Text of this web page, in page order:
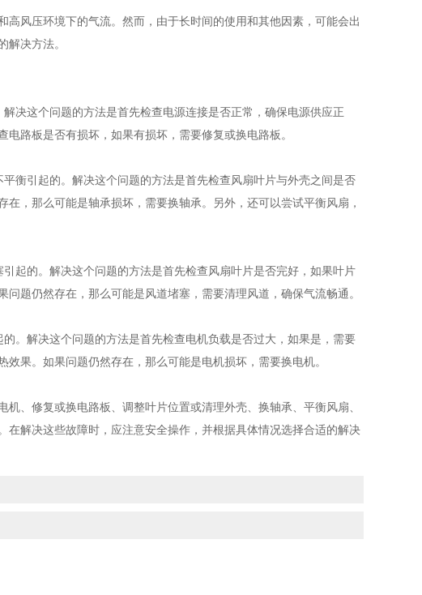
风压环境下的气流。然而，由于长时间的使用和其他因素，可能会出
解决方法。
这个问题的方法是首先检查电源连接是否正常，确保电源供应正
路板是否有损坏，如果有损坏，需要修复或换电路板。
引起的。解决这个问题的方法是首先检查风扇叶片与外壳之间是否
，那么可能是轴承损坏，需要换轴承。另外，还可以尝试平衡风扇，
的。解决这个问题的方法是首先检查风扇叶片是否完好，如果叶片
题仍然存在，那么可能是风道堵塞，需要清理风道，确保气流畅通。
解决这个问题的方法是首先检查电机负载是否过大，如果是，需要
果。如果问题仍然存在，那么可能是电机损坏，需要换电机。
修复或换电路板、调整叶片位置或清理外壳、换轴承、平衡风扇、
解决这些故障时，应注意安全操作，并根据具体情况选择合适的解决